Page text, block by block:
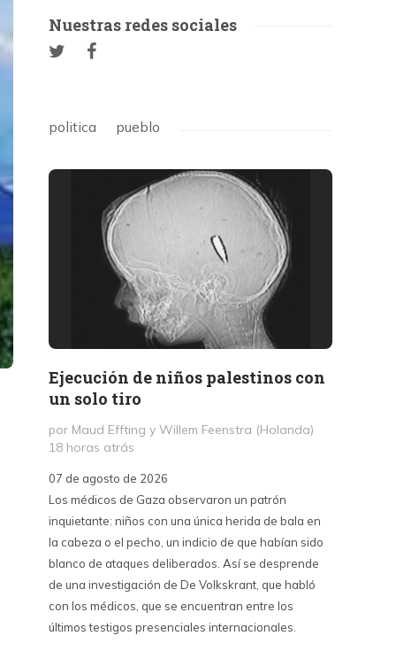
Nuestras redes sociales
politica pueblo
Ejecución de niños palestinos con
un solo tiro
por Maud Effting y Willem Feenstra (Holanda)
18 horas atrás
07 de agosto de 2026
Los médicos de Gaza observaron un patrón
inquietante: niños con una única herida de bala en
la cabeza o el pecho, un indicio de que habían sido
blanco de ataques deliberados. Así se desprende
de una investigación de De Volkskrant, que habló
con los médicos, que se encuentran entre los
últimos testigos presenciales internacionales.